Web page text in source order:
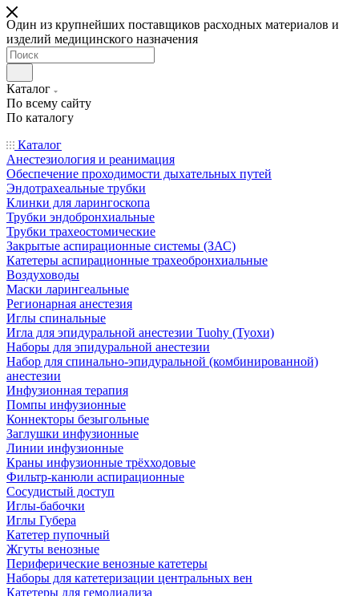
Один из крупнейших поставщиков расходных материалов и
изделий медицинского назначения
Каталог
По всему сайту
По каталогу
Каталог
Анестезиология и реанимация
Обеспечение проходимости дыхательных путей
Эндотрахеальные трубки
Клинки для ларингоскопа
Трубки эндобронхиальные
Трубки трахеостомические
Закрытые аспирационные системы (ЗАС)
Катетеры аспирационные трахеобронхиальные
Воздуховоды
Маски ларингеальные
Регионарная анестезия
Иглы спинальные
Игла для эпидуральной анестезии Tuohy (Туохи)
Наборы для эпидуральной анестезии
Набор для спинально-эпидуральной (комбинированной)
анестезии
Инфузионная терапия
Помпы инфузионные
Коннекторы безыгольные
Заглушки инфузионные
Линии инфузионные
Краны инфузионные трёхходовые
Фильтр-канюли аспирационные
Сосудистый доступ
Иглы-бабочки
Иглы Губера
Катетер пупочный
Жгуты венозные
Периферические венозные катетеры
Наборы для катетеризации центральных вен
Катетеры для гемодиализа